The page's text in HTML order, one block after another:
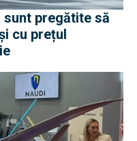
sunt pregătite să
cu prețul